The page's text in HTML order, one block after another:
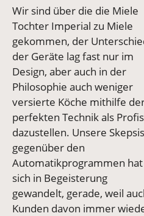
Wir sind über die die Miele
Tochter Imperial zu Miele
gekommen, der
der Geräte lag fast nur im
Design, aber auch in der
Philosophie auch weniger
versierte Köche mithilfe
perfekten Technik als Profis
dazustellen. Unsere Skepsis
gegenüber den
Automatikprogrammen hat
sich in Begeisterung
gewandelt, gerade, weil
Kunden davon immer